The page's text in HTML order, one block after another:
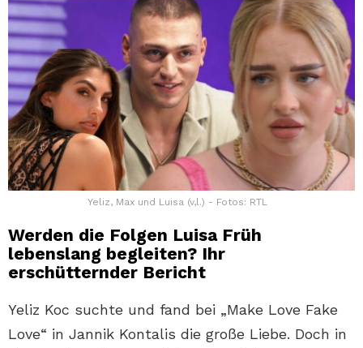
Yeliz, Max und Luisa (v,l.) - Fotos: RTL
Werden die Folgen Luisa Früh
lebenslang begleiten? Ihr
erschütternder Bericht
Yeliz Koc suchte und fand bei „Make Love Fake
Love“ in Jannik Kontalis die große Liebe. Doch in